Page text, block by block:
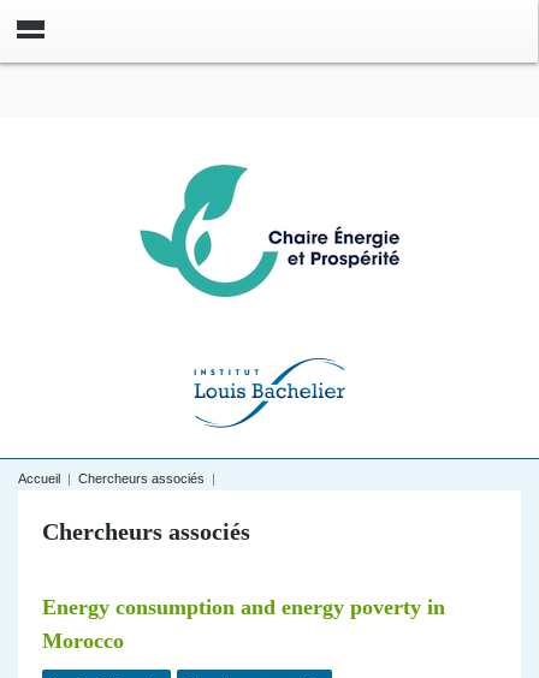
Accueil | Chercheurs associés |
Chercheurs associés
Energy consumption and energy poverty in
Morocco